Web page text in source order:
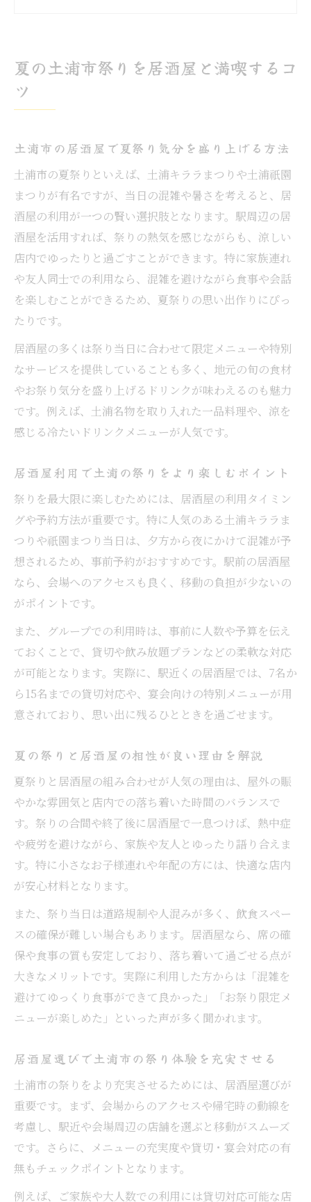
る
居酒屋利用で押さえたい土浦祭り開催日情
土浦市の祭り日程と居酒屋の過ごし方ガイ
居酒屋を活用した土浦の祭り計画作成のコ
ツ
土浦の祭り日程確認と居酒屋予約のポイン
ト
方
家族で安心！土浦祭り帰りに寄りたい居酒屋
家族連れにおすすめの土浦祭り帰り居酒屋
選び
子どもと一緒に楽しむ土浦市居酒屋の過ご
安心して土浦祭り後に立ち寄れる居酒屋の
特徴
居酒屋で家族と祭りの思い出を語る時間を
演出
土浦祭り終わりに家族で居酒屋を利用する
利点
キララ祭り・祇園祭り比較と居酒屋活用術
キララ祭りと祇園祭りの違いと居酒屋の魅
力
両祭りを楽しむための居酒屋活用ポイント
居酒屋で比較するキララ祭りと祇園祭りの
楽しみ方
祭り別に選ぶ土浦市の居酒屋利用術を解説
体験
混雑を避けて居酒屋で快適に土浦市を楽しむ
祭り当日の混雑時に居酒屋を利用するコツ
土浦市の居酒屋で混雑を避けるタイミング
混雑回避に役立つ居酒屋利用術を紹介
居酒屋でゆったり土浦祭りを楽しむ工夫
混雑のピーク時間帯と居酒屋の過ごし方
最新の土浦市祭り情報と居酒屋計画のポイント
土浦市祭りの最新日程と居酒屋利用の準備
法
居酒屋計画と合わせて把握したい祭り情報
居酒屋で夏祭りをより楽しむ計画の立て方
夏の土浦市祭りを居酒屋と満喫するコ
ツ
土浦市の居酒屋で夏祭り気分を盛り上げる方法
土浦市の夏祭りといえば、土浦キララまつりや土浦祇園
まつりが有名ですが、当日の混雑や暑さを考えると、居
酒屋の利用が一つの賢い選択肢となります。駅周辺の居
酒屋を活用すれば、祭りの熱気を感じながらも、涼しい
店内でゆったりと過ごすことができます。特に家族連れ
や友人同士での利用なら、混雑を避けながら食事や会話
を楽しむことができるため、夏祭りの思い出作りにぴっ
たりです。
居酒屋の多くは祭り当日に合わせて限定メニューや特別
なサービスを提供していることも多く、地元の旬の食材
やお祭り気分を盛り上げるドリンクが味わえるのも魅力
です。例えば、土浦名物を取り入れた一品料理や、涼を
感じる冷たいドリンクメニューが人気です。
居酒屋利用で土浦の祭りをより楽しむポイント
祭りを最大限に楽しむためには、居酒屋の利用タイミン
グや予約方法が重要です。特に人気のある土浦キララま
つりや祇園まつり当日は、夕方から夜にかけて混雑が予
想されるため、事前予約がおすすめです。駅前の居酒屋
なら、会場へのアクセスも良く、移動の負担が少ないの
がポイントです。
また、グループでの利用時は、事前に人数や予算を伝え
ておくことで、貸切や飲み放題プランなどの柔軟な対応
が可能となります。実際に、駅近くの居酒屋では、7名か
ら15名までの貸切対応や、宴会向けの特別メニューが用
意されており、思い出に残るひとときを過ごせます。
夏の祭りと居酒屋の相性が良い理由を解説
夏祭りと居酒屋の組み合わせが人気の理由は、屋外の賑
やかな雰囲気と店内での落ち着いた時間のバランスで
す。祭りの合間や終了後に居酒屋で一息つけば、熱中症
や疲労を避けながら、家族や友人とゆったり語り合えま
す。特に小さなお子様連れや年配の方には、快適な店内
が安心材料となります。
また、祭り当日は道路規制や人混みが多く、飲食スペー
スの確保が難しい場合もあります。居酒屋なら、席の確
保や食事の質も安定しており、落ち着いて過ごせる点が
大きなメリットです。実際に利用した方からは「混雑を
避けてゆっくり食事ができて良かった」「お祭り限定メ
ニューが楽しめた」といった声が多く聞かれます。
居酒屋選びで土浦市の祭り体験を充実させる
土浦市の祭りをより充実させるためには、居酒屋選びが
重要です。まず、会場からのアクセスや帰宅時の動線を
考慮し、駅近や会場周辺の店舗を選ぶと移動がスムーズ
です。さらに、メニューの充実度や貸切・宴会対応の有
無もチェックポイントとなります。
例えば、ご家族や大人数での利用には貸切対応可能な店